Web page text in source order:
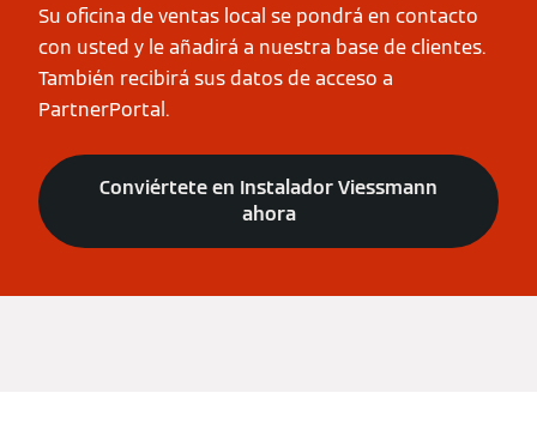
Su oficina de ventas local se pondrá en contacto
con usted y le añadirá a nuestra base de clientes.
También recibirá sus datos de acceso a
PartnerPortal.
Conviértete en Instalador Viessmann
ahora